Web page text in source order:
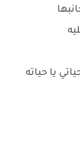
يا حياته